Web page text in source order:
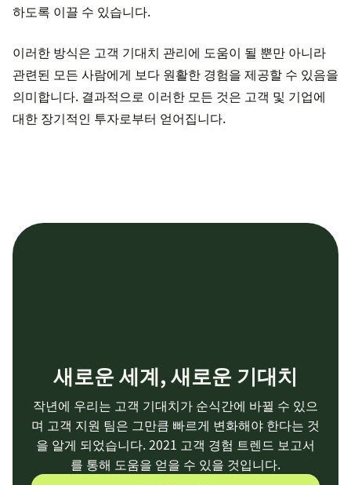
하도록 이끌 수 있습니다.
이러한 방식은 고객 기대치 관리에 도움이 될 뿐만 아니라
관련된 모든 사람에게 보다 원활한 경험을 제공할 수 있음을
의미합니다. 결과적으로 이러한 모든 것은 고객 및 기업에
대한 장기적인 투자로부터 얻어집니다.
새로운 세계, 새로운 기대치
작년에 우리는 고객 기대치가 순식간에 바뀔 수 있으
며 고객 지원 팀은 그만큼 빠르게 변화해야 한다는 것
을 알게 되었습니다. 2021 고객 경험 트렌드 보고서
를 통해 도움을 얻을 수 있을 것입니다.